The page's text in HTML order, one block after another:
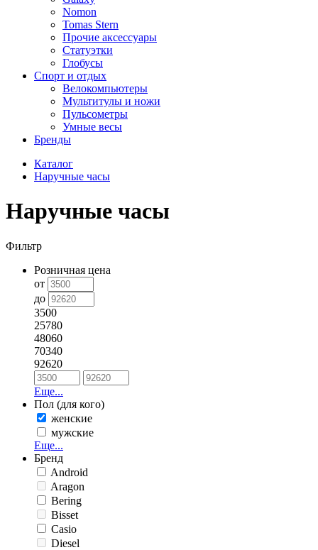
Nomon
Tomas Stern
Прочие аксессуары
Статуэтки
Глобусы
Спорт и отдых
Велокомпьютеры
Мультитулы и ножи
Пульсометры
Умные весы
Бренды
Каталог
Наручные часы
Наручные часы
Фильтр
Розничная цена
от
до
3500
25780
48060
70340
92620
Еще...
Пол (для кого)
женские
мужские
Еще...
Бренд
Android
Aragon
Bering
Bisset
Casio
Diesel